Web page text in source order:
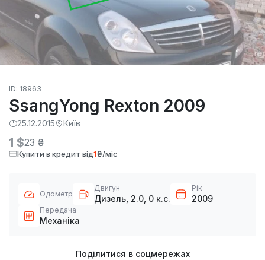
ID: 18963
SsangYong Rexton 2009
25.12.2015 Київ
1 $23 ₴
Купити в кредит від1₴/міс
Одометр
Двигун
Дизель, 2.0, 0 к.с.
Рік
2009
Передача
Механіка
Поділитися в соцмережах